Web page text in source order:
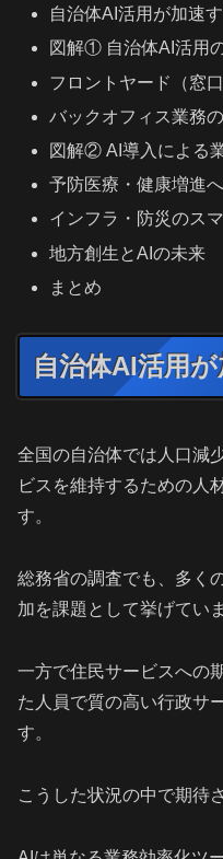
自治体AI活用が加速
図解① 自治体AI活用
フロントヤード（窓
バックオフィス業務
図解② AI導入による
予防医療・健康増進
インフラ・防災のス
地方創生とAIの未来
まとめ
自治体AI活用
全国の自治体では人口減
ビスを維持するための人
す。
総務省の調査でも、多く
加を課題として挙げてい
一方で住民サービスへの
た人員で質の高い行政サ
す。
こうした状況の中で期待